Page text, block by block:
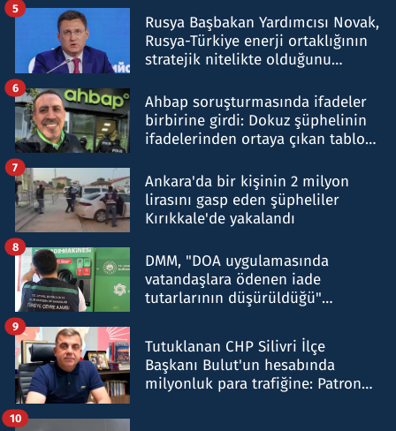
Rusya Başbakan Yardımcısı Novak,
Rusya-Türkiye enerji ortaklığının
stratejik nitelikte olduğunu
5
Ahbap soruşturmasında ifadeler
birbirine girdi: Dokuz şüphelinin
ifadelerinden ortaya çıkan tablo
6
Ankara'da bir kişinin 2 milyon
lirasını gasp eden şüpheliler
Kırıkkale'de yakalandı
7
DMM, "DOA uygulamasında
vatandaşlara ödenen iade
tutarlarının düşürüldüğü"
8
Tutuklanan CHP Silivri İlçe
Başkanı Bulut'un hesabında
milyonluk para trafiğine: Patron
9
10